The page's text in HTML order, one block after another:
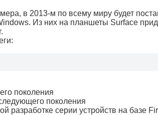
в 2013-м по всему миру будет
Из них на планшеты Surface
поколения
поколения
разработке серии устройств на базе